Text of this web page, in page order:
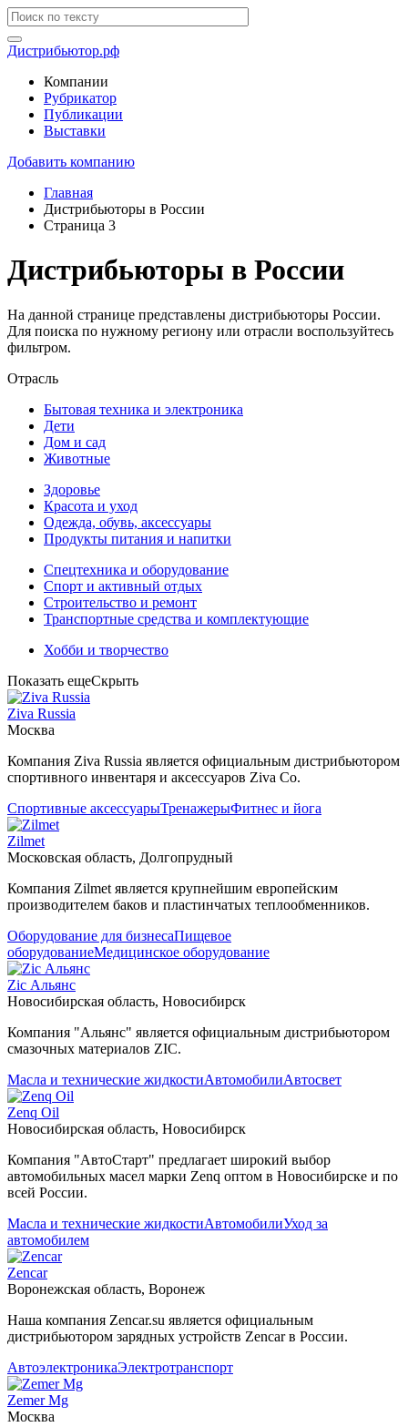
Дистрибьютор.рф
Компании
Рубрикатор
Публикации
Выставки
Добавить компанию
Главная
Дистрибьюторы в России
Страница 3
Дистрибьюторы в России
На данной странице представлены дистрибьюторы России.
Для поиска по нужному региону или отрасли воспользуйтесь
фильтром.
Отрасль
Бытовая техника и электроника
Дети
Дом и сад
Животные
Здоровье
Красота и уход
Одежда, обувь, аксессуары
Продукты питания и напитки
Спецтехника и оборудование
Спорт и активный отдых
Строительство и ремонт
Транспортные средства и комплектующие
Хобби и творчество
Показать ещеСкрыть
Ziva Russia
Москва
Компания Ziva Russia является официальным дистрибьютором
спортивного инвентаря и аксессуаров Ziva Co.
Спортивные аксессуарыТренажерыФитнес и йога
Zilmet
Московская область, Долгопрудный
Компания Zilmet является крупнейшим европейским
производителем баков и пластинчатых теплообменников.
Оборудование для бизнесаПищевое
оборудованиеМедицинское оборудование
Zic Альянс
Новосибирская область, Новосибирск
Компания "Альянс" является официальным дистрибьютором
смазочных материалов ZIC.
Масла и технические жидкостиАвтомобилиАвтосвет
Zenq Oil
Новосибирская область, Новосибирск
Компания "АвтоСтарт" предлагает широкий выбор
автомобильных масел марки Zenq оптом в Новосибирске и по
всей России.
Масла и технические жидкостиАвтомобилиУход за
автомобилем
Zencar
Воронежская область, Воронеж
Наша компания Zencar.su является официальным
дистрибьютором зарядных устройств Zencar в России.
АвтоэлектроникаЭлектротранспорт
Zemer Mg
Москва